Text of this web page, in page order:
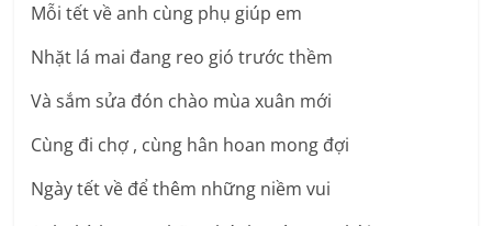
Mỗi tết về anh cùng phụ giúp em
Nhặt lá mai đang reo gió trước thềm
Và sắm sửa đón chào mùa xuân mới
Cùng đi chợ , cùng hân hoan mong đợi
Ngày tết về để thêm những niềm vui